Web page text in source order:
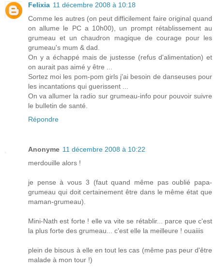
Felixia 11 décembre 2008 à 10:18
Comme les autres (on peut difficilement faire original quand
on allume le PC a 10h00), un prompt rétablissement au
grumeau et un chaudron magique de courage pour les
grumeau's mum & dad.
On y a échappé mais de justesse (refus d'alimentation) et
on aurait pas aimé y être ...
Sortez moi les pom-pom girls j'ai besoin de danseuses pour
les incantations qui guerissent ...
On va allumer la radio sur grumeau-info pour pouvoir suivre
le bulletin de santé.
Répondre
Anonyme 11 décembre 2008 à 10:22
merdouille alors !
je pense à vous 3 (faut quand même pas oublié papa-
grumeau qui doit certainement être dans le même état que
maman-grumeau).
Mini-Nath est forte ! elle va vite se rétablir... parce que c'est
la plus forte des grumeau... c'est elle la meilleure ! ouaiiis
plein de bisous à elle en tout les cas (même pas peur d'être
malade à mon tour !)